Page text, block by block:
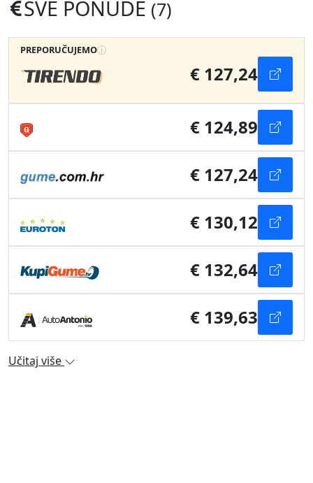
SVE PONUDE (7)
PREPORUČUJEMO
€ 127,24
€ 124,89
€ 127,24
€ 130,12
€ 132,64
€ 139,63
Učitaj više